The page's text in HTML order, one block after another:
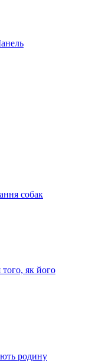
собак
як його
родину